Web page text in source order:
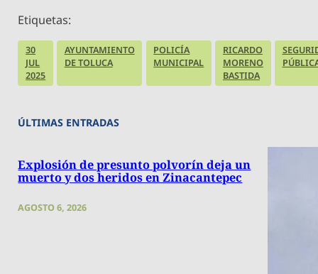
Etiquetas:
30
JUL
2025
AYUNTAMIENTO
DE TOLUCA
POLICÍA
MUNICIPAL
RICARDO
MORENO
BASTIDA
ÚLTIMAS ENTRADAS
Explosión de presunto polvorín deja un
muerto y dos heridos en Zinacantepec
AGOSTO 6, 2026